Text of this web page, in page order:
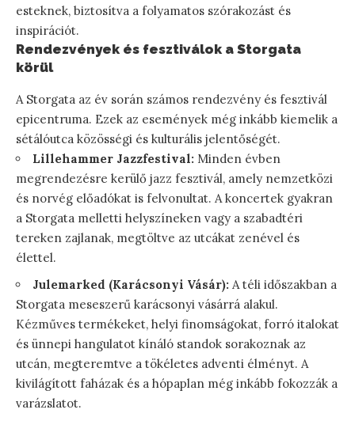
esteknek, biztosítva a folyamatos szórakozást és
inspirációt.
Rendezvények és fesztiválok a Storgata
körül
A Storgata az év során számos rendezvény és fesztivál
epicentruma. Ezek az események még inkább kiemelik a
sétálóutca közösségi és kulturális jelentőségét.
Lillehammer Jazzfestival: Minden évben
megrendezésre kerülő jazz fesztivál, amely nemzetközi
és norvég előadókat is felvonultat. A koncertek gyakran
a Storgata melletti helyszíneken vagy a szabadtéri
tereken zajlanak, megtöltve az utcákat zenével és
élettel.
Julemarked (Karácsonyi Vásár): A téli időszakban a
Storgata meseszerű karácsonyi vásárrá alakul.
Kézműves termékeket, helyi finomságokat, forró italokat
és ünnepi hangulatot kínáló standok sorakoznak az
utcán, megteremtve a tökéletes adventi élményt. A
kivilágított faházak és a hópaplan még inkább fokozzák a
varázslatot.